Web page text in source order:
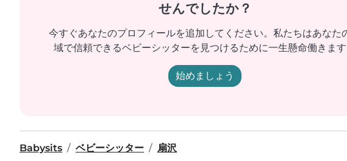
せんでしたか？
今すぐあなたのプロフィールを追加してください。私たちはあなた
域で信頼できるベビーシッターを見つけるために一生懸命働きます
始めましょう
Babysits ベビーシッター 扇沢